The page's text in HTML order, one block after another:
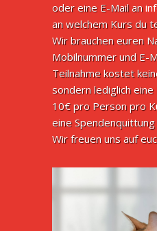
oder eine E-Mail an
an welchem Kurs du
Wir brauchen euren
Mobilnummer und E-
Teilnahme kostet
sondern lediglich
10€ pro Person pro
eine
Wir freuen uns auf